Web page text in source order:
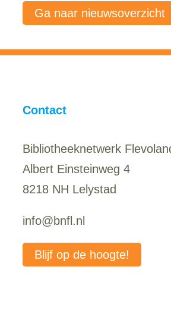
Ga naar nieuwsoverzicht
Contact
Bibliotheeknetwerk
Albert Einsteinweg 4
8218 NH Lelystad
info@bnfl.nl
Blijf op de hoogte!